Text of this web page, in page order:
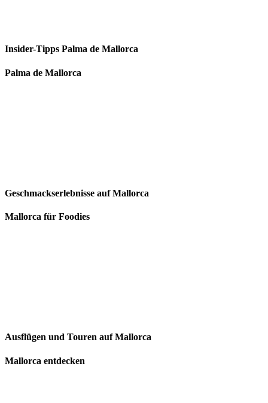
Insider-Tipps Palma de Mallorca
Palma de Mallorca
Geschmackserlebnisse auf Mallorca
Mallorca für Foodies
Ausflügen und Touren auf Mallorca
Mallorca entdecken